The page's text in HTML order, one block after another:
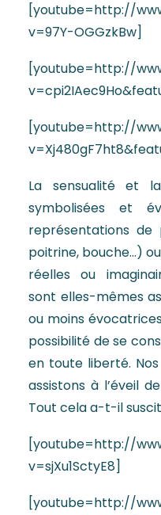
[youtube=http://
v=97Y-OGGzkBw]
[youtube=http://
[youtube=http://
La sensualité et
symbolisées et
représentations
poitrine, bouche…)
réelles ou
sont elles-mêmes
ou moins
possibilité de se
en toute liberté.
assistons à l’éveil
Tout cela a-t-il
[youtube=http://
v=sjXu1SctyE8]
[youtube=http://